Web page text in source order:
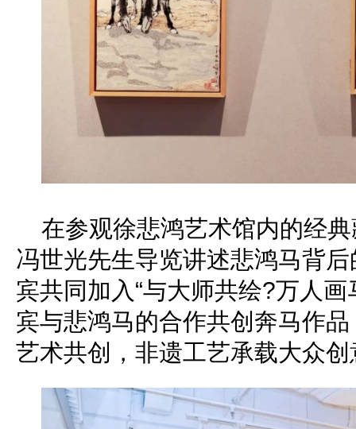
在参观徐悲鸿艺术馆内的经
冯世光先生导览讲述悲鸿马背
宾共同加入“与大师共绘?万人
宾与悲鸿马的合作共创奔马作
艺术共创，非遗工艺承载大众创